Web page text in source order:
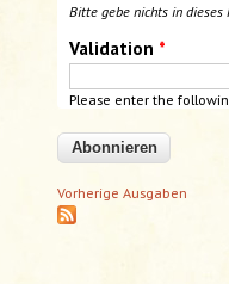
Bitte gebe nichts in dieses
Validation *
Please enter the
Vorherige Ausgaben